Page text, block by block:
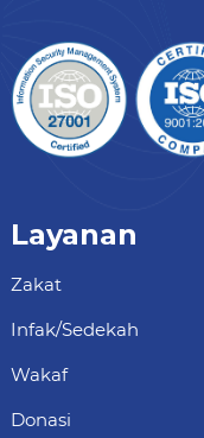
Layanan
Zakat
Infak/Sedekah
Wakaf
Donasi